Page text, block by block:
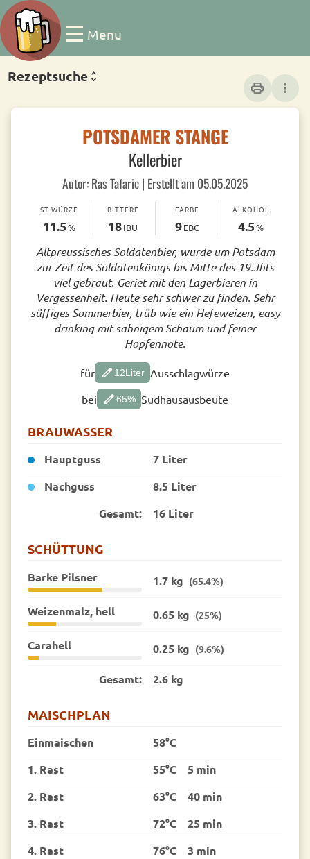
Menu
Rezeptsuche
print more_vert
POTSDAMER STANGE
Kellerbier
Autor: Ras Tafaric | Erstellt am 05.05.2025
ST.WÜRZE
11.5%
BITTERE
18IBU
FARBE
9EBC
ALKOHOL
4.5%
Altpreussisches Soldatenbier, wurde um Potsdam
zur Zeit des Soldatenkönigs bis Mitte des 19.Jhts
viel gebraut. Geriet mit den Lagerbieren in
Vergessenheit. Heute sehr schwer zu finden. Sehr
süffiges Sommerbier, trüb wie ein Hefeweizen, easy
drinking mit sahnigem Schaum und feiner
Hopfennote.
für edit 12Liter Ausschlagwürze
bei edit65% Sudhausausbeute
BRAUWASSER
Hauptguss
7 Liter
Nachguss
8.5 Liter
Gesamt:
16 Liter
SCHÜTTUNG
Barke Pilsner 1.7 kg (65.4%)
Weizenmalz, hell 0.65 kg (25%)
Carahell 0.25 kg (9.6%)
Gesamt: 2.6 kg
MAISCHPLAN
Einmaischen
58°C
1. Rast
55°C
5 min
2. Rast
63°C
40 min
3. Rast
72°C
25 min
4. Rast
76°C
3 min